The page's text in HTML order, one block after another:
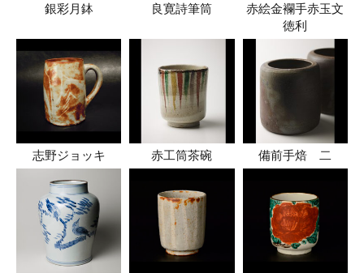
銀彩月鉢 良寛詩筆筒
赤絵金襴手赤玉文
徳利
志野ジョッキ 赤工筒茶碗 備前手焙 二